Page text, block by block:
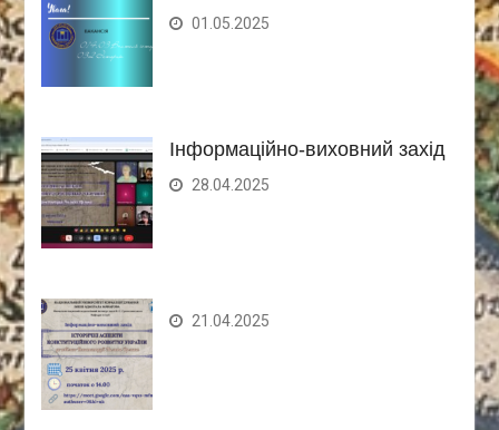
01.05.2025
Інформаційно-виховний захід
28.04.2025
21.04.2025